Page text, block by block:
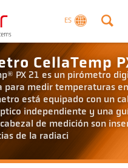
ES
CellaTemp
PX 21 es un pirómetro
para medir temperaturas
está equipado con un
independiente y una
de medición son
de la radiaci